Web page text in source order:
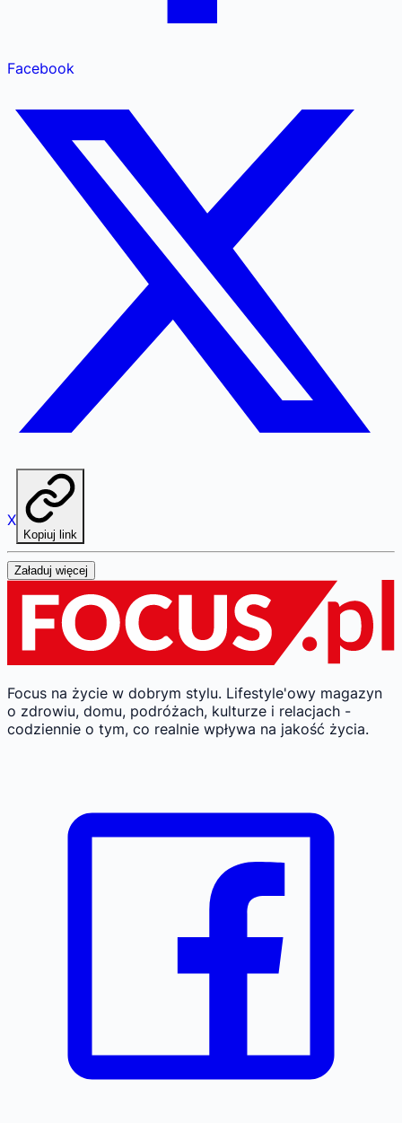
Facebook
X
Kopiuj link
Załaduj więcej
Focus na życie w dobrym stylu. Lifestyle'owy magazyn
o zdrowiu, domu, podróżach, kulturze i relacjach -
codziennie o tym, co realnie wpływa na jakość życia.